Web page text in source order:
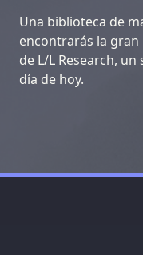
Una biblioteca de
encontrarás la gran
de L/L Research,
día de hoy.